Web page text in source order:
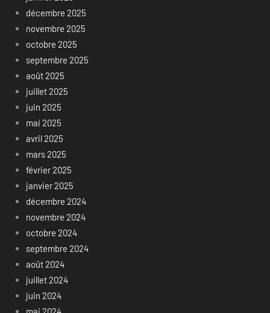
décembre 2025
novembre 2025
octobre 2025
septembre 2025
août 2025
juillet 2025
juin 2025
mai 2025
avril 2025
mars 2025
février 2025
janvier 2025
décembre 2024
novembre 2024
octobre 2024
septembre 2024
août 2024
juillet 2024
juin 2024